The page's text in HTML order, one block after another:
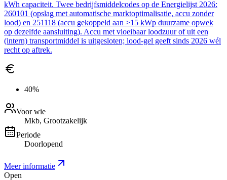
kWh capaciteit. Twee bedrijfsmiddelcodes op de Energielijst 2026:
260101 (opslag met automatische marktoptimalisatie, accu zonder
lood) en 251118 (accu gekoppeld aan >15 kWp duurzame opwek
op dezelfde aansluiting). Accu met vloeibaar loodzuur of uit een
(intern) transportmiddel is uitgesloten; lood-gel geeft sinds 2026 wél
recht op aftrek.
40%
Voor wie
Mkb, Grootzakelijk
Periode
Doorlopend
Meer informatie
Open